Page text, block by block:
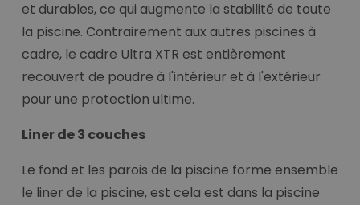
et durables, ce qui augmente la stabilité de toute
la piscine. Contrairement aux autres piscines à
cadre, le cadre Ultra XTR est entièrement
recouvert de poudre à l'intérieur et à l'extérieur
pour une protection ultime.
Liner de 3 couches
Le fond et les parois de la piscine forme ensemble
le liner de la piscine, est cela est dans la piscine